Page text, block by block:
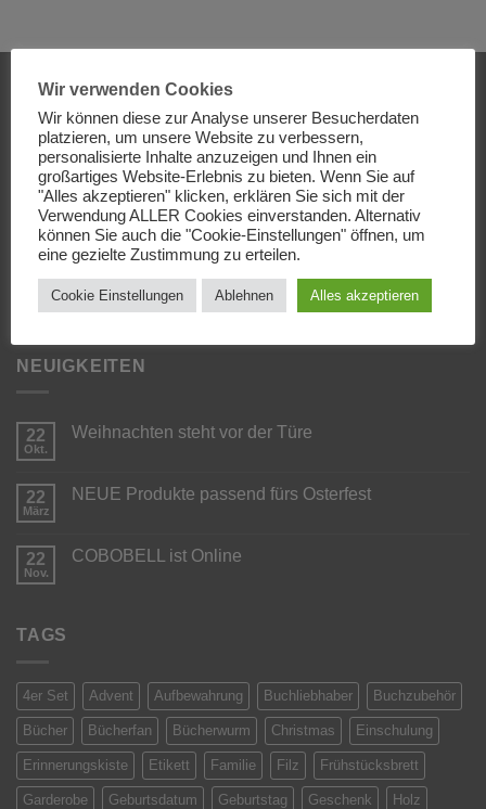
ÜBER UNS
Es handelt sich bei COBOBELL um ein
Familienunternehmen aus dem oberschwäbischen Raum.
Wir produzieren und veredeln verschiedene Artikel von
Hand mit viel Liebe.Mehr>
NEUIGKEITEN
22
Okt.
Weihnachten steht vor der Türe
Weihnachten
Türe
22
März
NEUE Produkte passend fürs Osterfest
NEUE
22
Nov.
COBOBELL ist Online
TAGS
4er Set Advent Aufbewahrung Buchliebhaber Buchzubehör
Bücher Bücherfan Bücherwurm Christmas Einschulung
Erinnerungskiste Etikett Familie Filz Frühstücksbrett
Garderobe Geburtsdatum Geburtstag Geschenk Holz
Wir verwenden Cookies
Wir können diese zur Analyse unserer Besucherdaten
platzieren, um unsere Website zu verbessern,
personalisierte Inhalte anzuzeigen und Ihnen ein
großartiges Website-Erlebnis zu bieten. Wenn Sie auf
"Alles akzeptieren" klicken, erklären Sie sich mit der
Verwendung ALLER Cookies einverstanden. Alternativ
können Sie auch die "Cookie-Einstellungen" öffnen, um
eine gezielte Zustimmung zu erteilen.
Cookie Einstellungen Ablehnen Alles akzeptieren